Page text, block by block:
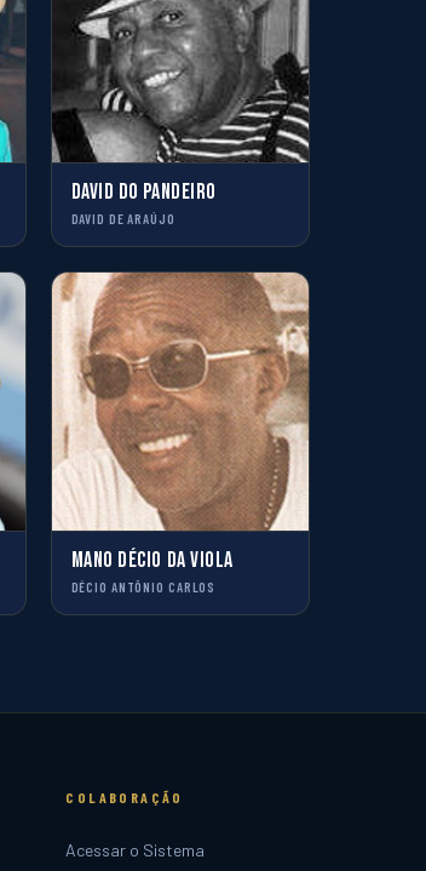
DAVID DO PANDEIRO
DAVID DE ARAÚJO
MANO DÉCIO DA VIOLA
DÉCIO ANTÔNIO CARLOS
COLABORAÇÃO
Acessar o Sistema